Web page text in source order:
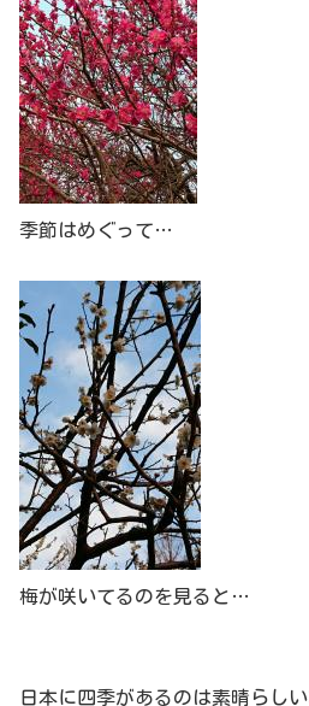
季節はめぐって…
梅が咲いてるのを見ると…
日本に四季があるのは素晴らし